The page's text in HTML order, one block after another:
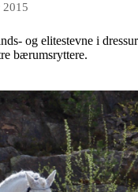
2015
og elitestevne i
bærumsryttere.